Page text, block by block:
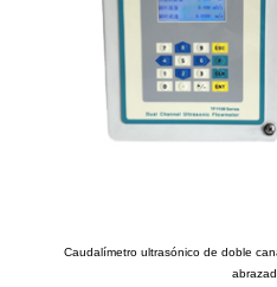
Caudalímetro ultrasónico de doble